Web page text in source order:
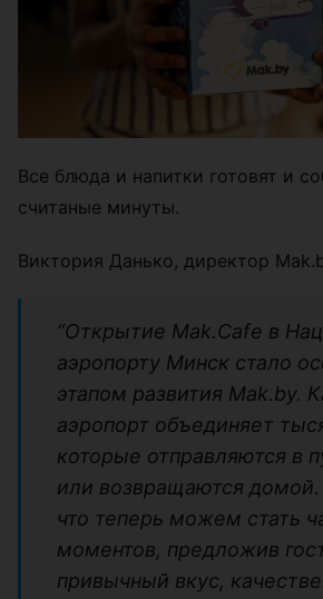
Все блюда и напитки готовят и
считаные минуты.
Виктория Данько, директор
“Открытие Mak.Cafe в
аэропорту Минск стало
этапом развития Mak.by.
аэропорт объединяет
которые отправляются в
или возвращаются
что теперь можем стать
моментов, предложив
привычный вкус,